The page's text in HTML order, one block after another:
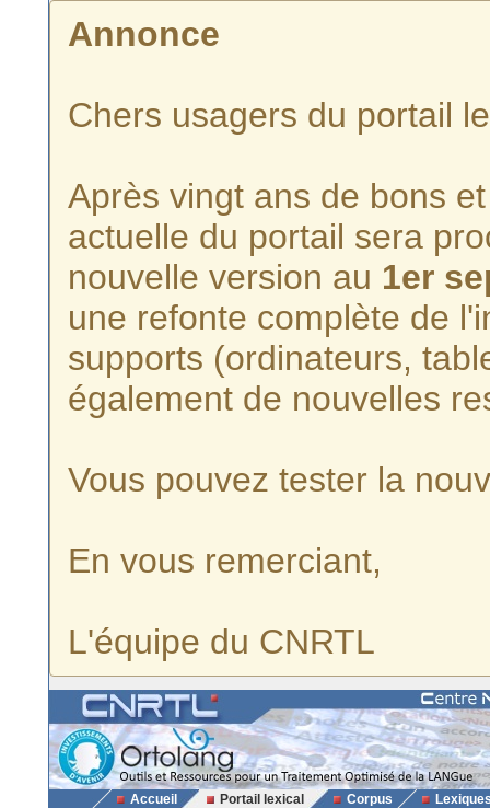
Annonce
Chers usagers du portail
Après vingt ans de bons
actuelle du portail sera
nouvelle version au 1er
une refonte complète de
supports (ordinateurs,
également de nouvelles
Vous pouvez tester la
En vous remerciant,
L'équipe du CNRTL
Accueil Portail lexical Corpus